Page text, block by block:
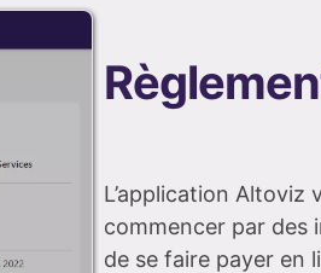
L’application Altoviz
commencer par des
de se faire payer en